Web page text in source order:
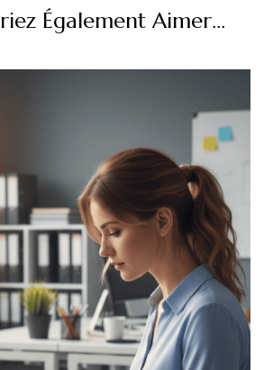
Également Aimer...